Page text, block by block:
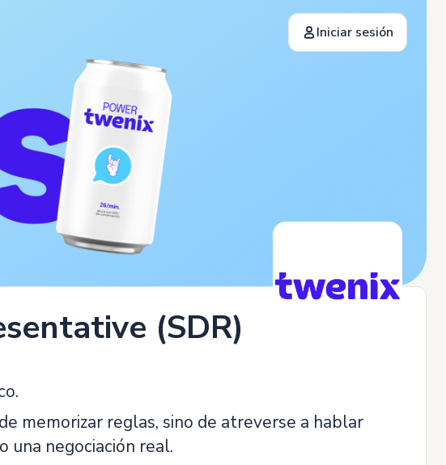
Iniciar sesión
(SDR)
memorizar reglas, sino de atreverse a hablar
una negociación real.